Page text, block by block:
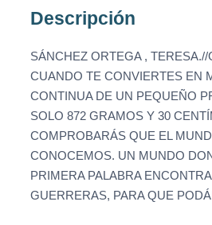
Descripción
SÁNCHEZ ORTEGA ,
CUANDO TE CONVIERTES EN
CONTINUA DE UN PEQUEÑO
SOLO 872 GRAMOS Y 30
COMPROBARÁS QUE EL
CONOCEMOS. UN MUNDO
PRIMERA PALABRA
GUERRERAS, PARA QUE